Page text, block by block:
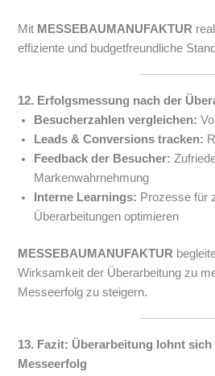
Mit MESSEBAUMANUFAKTUR
effiziente und budgetfreundliche
12. Erfolgsmessung nach der
Besucherzahlen vergleichen:
Leads & Conversions tracken:
Feedback der Besucher:
Markenwahrnehmung
Interne Learnings: Prozesse für
Überarbeitungen optimieren
MESSEBAUMANUFAKTUR
Wirksamkeit der Überarbeitung zu
Messeerfolg zu steigern.
13. Fazit: Überarbeitung lohnt
Messeerfolg